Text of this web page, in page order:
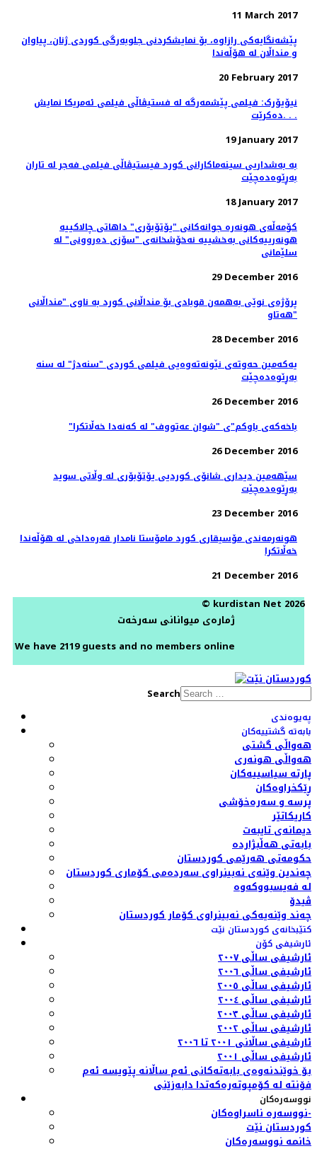
11 March 2017
پێشەنگایەکی رازاوە، بۆ نمایشکردنی جلوبەرگی کوردی ژنان، پیاوان
و منداڵان لە هۆڵەندا
20 February 2017
نیۆیۆرک: فیلمی پێشمەرگە لە فستیڤاڵی فیلمی ئەمریکا نمایش
دەکرێت. . .
19 January 2017
بە بەشداریی سینەماکارانی کورد فیستیڤاڵی فیلمی فەجر لە تاران
بەڕێوەدەچێت
18 January 2017
کۆمه‌ڵه‌ی هونه‌ره ‌جوانه‌کانی "یۆتۆبۆری" داهاتی چالاکییه‌
هونه‌رییه‌کانی به‌خشییه‌ نه‌خۆشخانه‌ی "سۆزی ده‌روونی" له
سلێمانی
29 December 2016
پرۆژەی نوێی بەھمەن قوبادی بۆ منداڵانی کورد بە ناوی "منداڵانی
ھەتاو"
28 December 2016
یەکەمین حەوتەی نێونەتەوەیی فیلمی کوردی "سنەدژ" لە سنە
بەڕێوەدەچێت
26 December 2016
"باخەکەی باوکم"ی "شوان عەتووف" لە کەنەدا خەڵاتکرا
26 December 2016
سێهەمین دیداری شانۆی کوردیی یۆتۆبۆری لە وڵاتی سوید
به‌ڕێوه‌ده‌چێت
23 December 2016
هونەرمەندی مۆسیقاری کورد مامۆستا نامدار قەرەداخی لە هۆڵەندا
خەڵاتکرا
21 December 2016
© kurdistan Net 2026
ژمارەی میوانانی سەرخەت
We have 2119 guests and no members online
Search
پەیوەندی
بابەتە گشتییەکان
هەواڵی گشتی
هەواڵی هونەری
پارتە سیاسییەکان
ڕێکخراوەکان
پرسە و سەرەخۆشی
کاریکاتێر
دیمانەی تایبەت
بابەتی هەڵبژاردە
حکومەتی هەرێمی کوردستان
چەندین وێنەی نەبینراوی سەردەمی کۆماری کوردستان
لە فەیسبووکەوە
ڤیدۆ
چەند وێنەیەکی نەبینراوی کۆمار کوردستان
کتێبخانەی کوردستان نێت
ئارشیفی کۆن
ئارشیفی ساڵی ٢٠٠٧
ئارشیفی ساڵی ٢٠٠٦
ئارشیفی ساڵی ٢٠٠٥
ئارشیفی ساڵی ٢٠٠٤
ئارشیفی ساڵی ٢٠٠٣
ئارشیفی ساڵی ٢٠٠٢
ئارشیفی ساڵانی ٢٠٠١ تا ٢٠٠٦
ئارشیفی ساڵی ٢٠٠١
بۆ خوێندنەوەی بابەتەکانی ئەم ساڵانە پێویسە ئەم
فۆنتە لە کۆمپوتەرەکەتدا دابەزێنی
نووسەرەکان
نووسەرە ناسراوەکان-
کوردستان نێت
خانمە نووسەرەکان